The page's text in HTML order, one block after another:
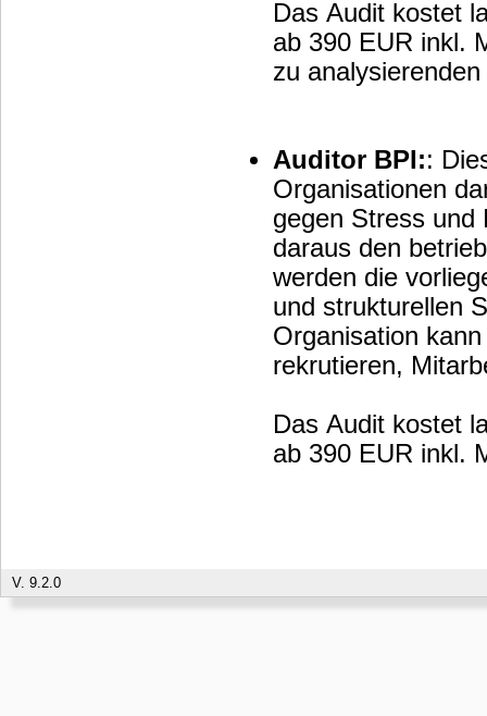
Das Audit kostet
ab 390 EUR inkl.
zu
Auditor BPI::
Organisationen
gegen Stress und
daraus den
werden die
und strukturellen
Organisation
rekrutieren,
Das Audit kostet
ab 390 EUR inkl.
V. 9.2.0